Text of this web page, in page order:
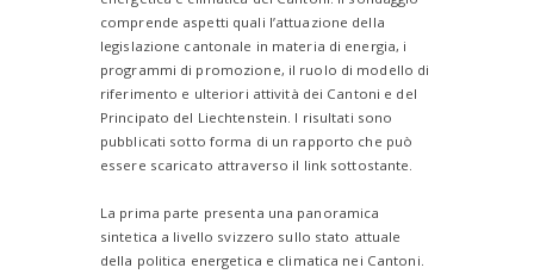
comprende aspetti quali l’attuazione della
legislazione cantonale in materia di energia, i
programmi di promozione, il ruolo di modello di
riferimento e ulteriori attività dei Cantoni e del
Principato del Liechtenstein. I risultati sono
pubblicati sotto forma di un rapporto che può
essere scaricato attraverso il link sottostante.
La prima parte presenta una panoramica
sintetica a livello svizzero sullo stato attuale
della politica energetica e climatica nei Cantoni.